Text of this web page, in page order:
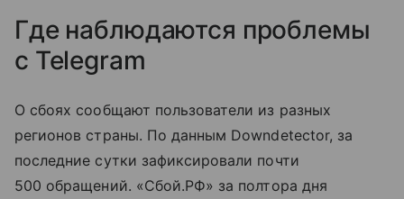
Где наблюдаются проблемы
с Telegram
О сбоях сообщают пользователи из разных
регионов страны. По данным Downdetector, за
последние сутки зафиксировали почти
500 обращений. «Сбой.РФ» за полтора дня